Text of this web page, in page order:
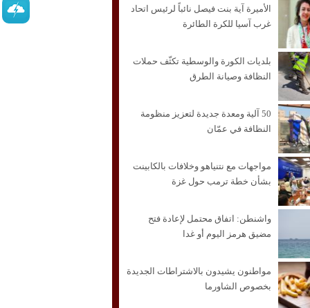
الأميرة آية بنت فيصل نائباً لرئيس اتحاد
غرب آسيا للكرة الطائرة
بلديات الكورة والوسطية تكثّف حملات
النظافة وصيانة الطرق
50 آلية ومعدة جديدة لتعزيز منظومة
النظافة في عمّان
مواجهات مع نتنياهو وخلافات بالكابينت
بشأن خطة ترمب حول غزة
واشنطن: اتفاق محتمل لإعادة فتح
مضيق هرمز اليوم أو غدا
مواطنون يشيدون بالاشتراطات الجديدة
بخصوص الشاورما